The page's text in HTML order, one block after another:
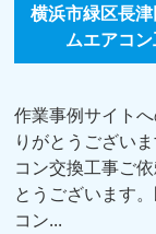
横浜市緑区長
ムエアコ
作業事例サイト
りがとうござい
コン交換工事ご
とうございます
コン...